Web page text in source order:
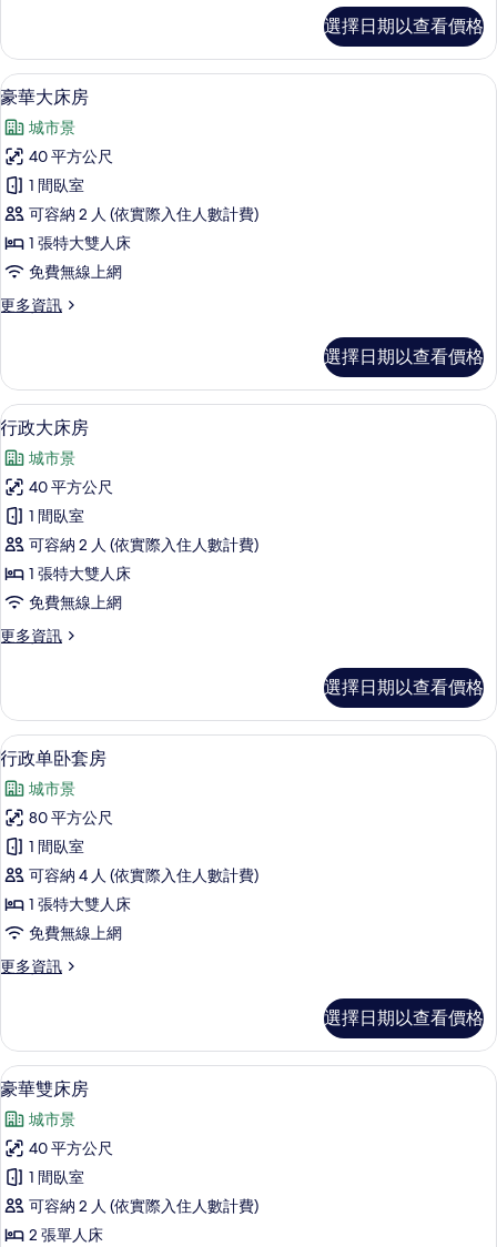
相
片
大
床
房
詳
情
選擇日期以查看價格
顯
示
豪
華
大
床
房
的
所
相
片
1 間臥室、高級寢具、羽絨被、客房內
10
豪華大床房
城市景
40 平方公尺
1 間臥室
可容納 2 人 (依實際入住人數計費)
1 張特大雙人床
免費無線上網
更多資訊
更
大
床
房
的
詳
情
選擇日期以查看價格
顯
示
行
政
大
床
房
的
所
相
片
1 間臥室、高級寢具、羽絨被、客房內
13
行政大床房
城市景
40 平方公尺
1 間臥室
可容納 2 人 (依實際入住人數計費)
1 張特大雙人床
免費無線上網
更多資訊
更
大
床
房
的
詳
情
選擇日期以查看價格
顯
示
行
政
单
卧
套
房
的
有
相
片
1 間臥室、高級寢具、羽絨被、客房內
8
行政单卧套房
城市景
80 平方公尺
1 間臥室
可容納 4 人 (依實際入住人數計費)
1 張特大雙人床
免費無線上網
更多資訊
更
单
卧
套
的
詳
情
選擇日期以查看價格
顯
示
豪
華
雙
床
1 間臥室、高級寢具、羽絨被、客房內
8
豪華雙床房
城市景
40 平方公尺
1 間臥室
可容納 2 人 (依實際入住人數計費)
2 張單人床